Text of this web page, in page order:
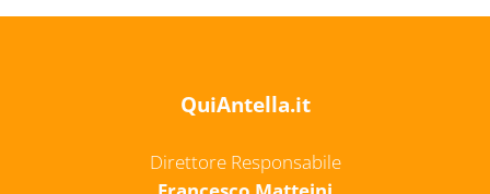
QuiAntella.it
Direttore Responsabile